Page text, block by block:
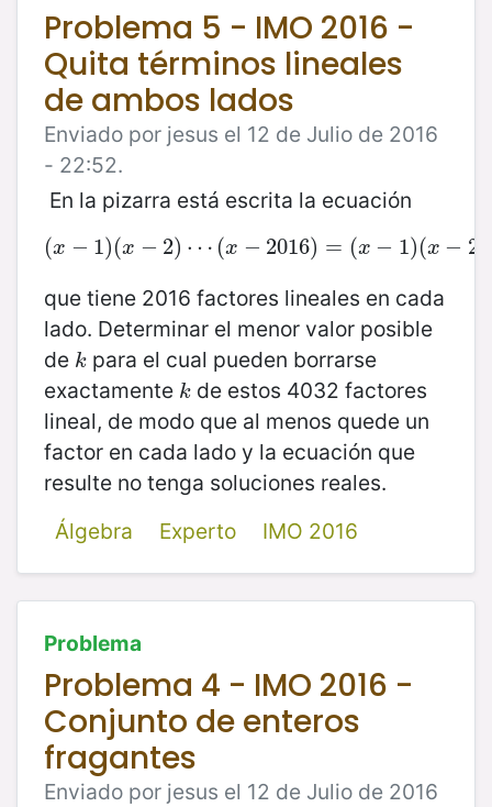
Problema 5 - IMO 2016 -
Quita términos lineales
de ambos lados
Enviado por jesus el 12 de Julio de 2016
- 22:52.
En la pizarra está escrita la ecuación
(x − 1)(x − 2) ⋯ (x − 2016) = (x − 1)(x − 2
(x−1 )(x − 2) ⋯ (x−2016 )=( x− 1) x−2) ⋯ (x
que tiene 2016 factores lineales en cada
lado. Determinar el menor valor posible
de k
k para el cual pueden borrarse
exactamente k
k de estos 4032 factores
lineal, de modo que al menos quede un
factor en cada lado y la ecuación que
resulte no tenga soluciones reales.
Álgebra
Experto IMO 2016
Problema
Problema 4 - IMO 2016 -
Conjunto de enteros
fragantes
Enviado por jesus el 12 de Julio de 2016